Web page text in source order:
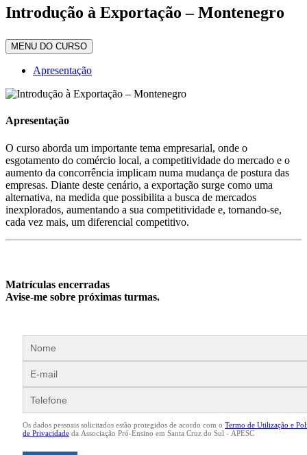
Introdução à Exportação – Montenegro
MENU DO CURSO
Apresentação
Apresentação
O curso aborda um importante tema empresarial, onde o
esgotamento do comércio local, a competitividade do mercado e o
aumento da concorrência implicam numa mudança de postura das
empresas. Diante deste cenário, a exportação surge como uma
alternativa, na medida que possibilita a busca de mercados
inexplorados, aumentando a sua competitividade e, tornando-se,
cada vez mais, um diferencial competitivo.
Matrículas encerradas
Avise-me sobre próximas turmas.